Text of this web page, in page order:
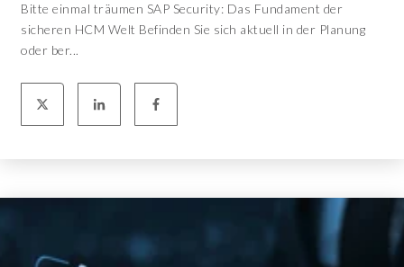
Bitte einmal träumen SAP Security: Das Fundament der
sicheren HCM Welt Befinden Sie sich aktuell in der Planung
oder ber...